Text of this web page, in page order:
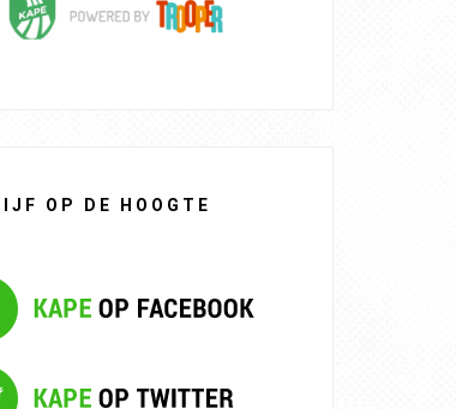
OP DE HOOGTE